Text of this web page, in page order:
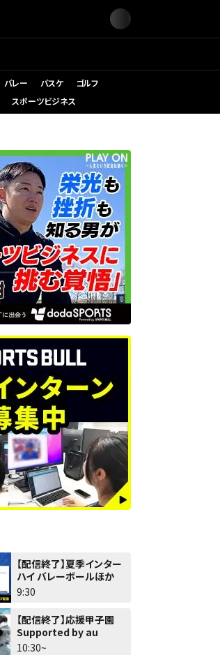
バレー バスケ
ゴルフ
スポーツビジネス
【配信終了】夏季インター
ハイ バレーボールほか
9:30
【配信終了】応援甲子園
Supported by au
10:30~